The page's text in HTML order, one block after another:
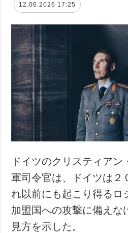
経済・復興
防衛
社会・文化
スポーツ
犯罪
事故・緊急事態
追加
特集
インタビュー
写真
動画
12.06.2026 17:25
ドイツのクリスティア
軍司令官は、ドイツは２
れ以前にも起こり得るロ
加盟国への攻撃に備えな
見方を示した。